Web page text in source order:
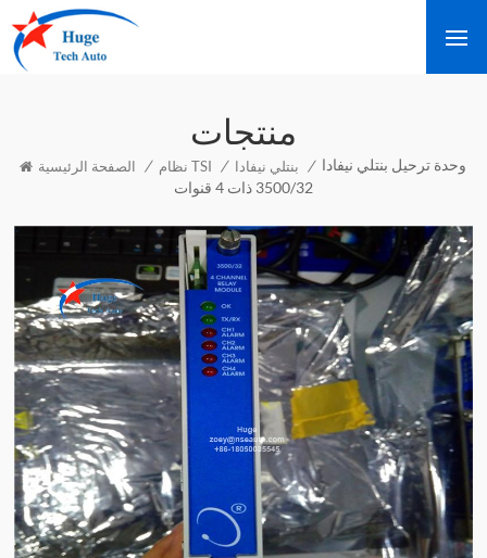
منتجات
الصفحة الرئيسية / نظام TSI / بنتلي نيفادا / وحدة ترحيل بنتلي نيفادا
3500/32 ذات 4 قنوات